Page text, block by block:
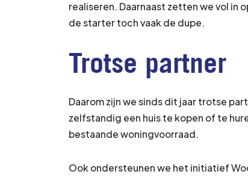
realiseren. Daarnaast zetten we vol in
de starter toch vaak de dupe.
Trotse partner
Daarom zijn we sinds dit jaar trotse
zelfstandig een huis te kopen of te
bestaande woningvoorraad.
Ook ondersteunen we het initiatief